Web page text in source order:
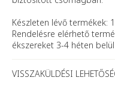
Készleten lévő termékek:
Rendelésre elérhető
ékszereket 3-4 héten
VISSZAKÜLDÉSI